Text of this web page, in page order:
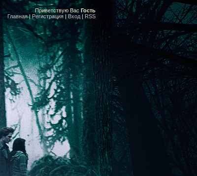
Приветствую Вас Гость
Главная| Регистрация | Вход | RSS